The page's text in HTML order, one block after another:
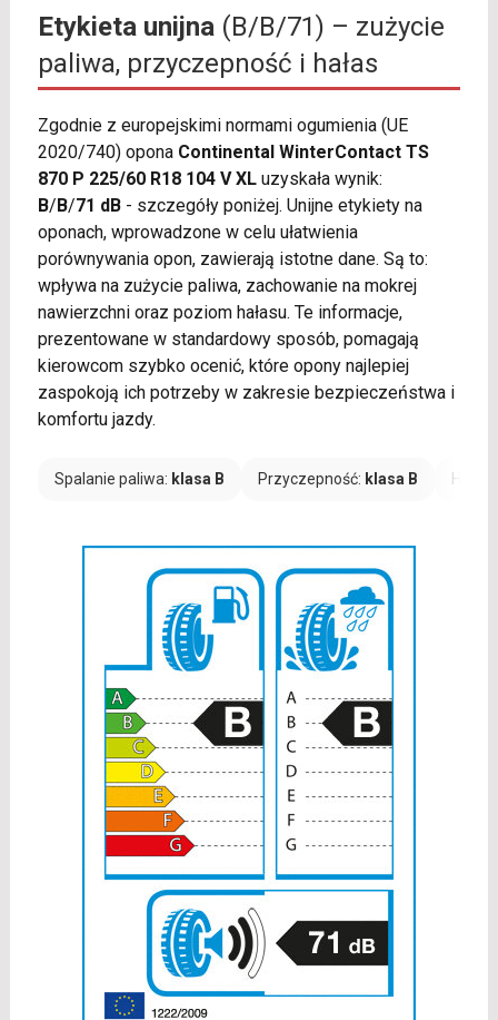
Etykieta unijna(B/B/71) – zużycie
paliwa, przyczepność i hałas
Zgodnie z europejskimi normami ogumienia (UE
2020/740) opona Continental WinterContact TS
870 P 225/60 R18 104 V XLuzyskała wynik:
B/B/71 dB- szczegóły poniżej. Unijne etykiety na
oponach, wprowadzone w celu ułatwienia
porównywania opon, zawierają istotne dane. Są to:
wpływa na zużycie paliwa, zachowanie na mokrej
nawierzchni oraz poziom hałasu. Te informacje,
prezentowane w standardowy sposób, pomagają
kierowcom szybko ocenić, które opony najlepiej
zaspokoją ich potrzeby w zakresie bezpieczeństwa i
komfortu jazdy.
Spalanie paliwa: klasa B Przyczepność: klasa B Hałas: